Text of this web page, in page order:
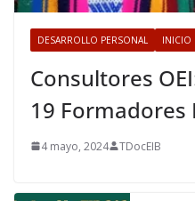
DESARROLLO PERSONAL INICIO
Consultores
19 Formadores
4 mayo, 2024 TDocEIB